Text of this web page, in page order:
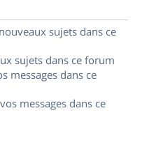
sujets dans ce
sujets dans ce forum
messages dans ce
messages dans ce